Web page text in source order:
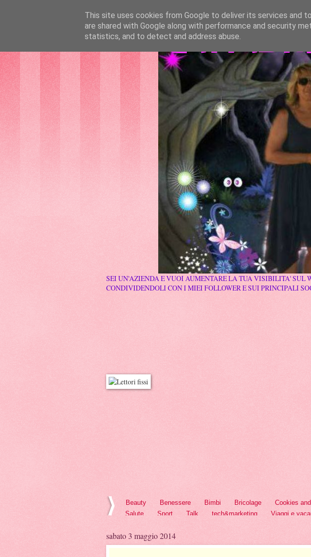
SEI UN'AZIENDA E VUOI AUMENTARE LA TUA VISIBILITA' SUL
CONDIVIDENDOLI CON I MIEI FOLLOWER E SUI PRINCIPALI
Beauty Benessere Bimbi Bricolage Cookies
Salute
Sport Talk tech&marketing Viaggi e
sabato 3 maggio 2014
This site uses cookies from Google to deliver its services and
are shared with Google along with performance and security
statistics, and to detect and address abuse.